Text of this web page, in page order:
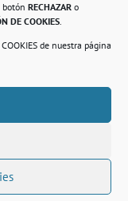
botón RECHAZAR o
DE COOKIES.
de nuestra página
Rehabilitación